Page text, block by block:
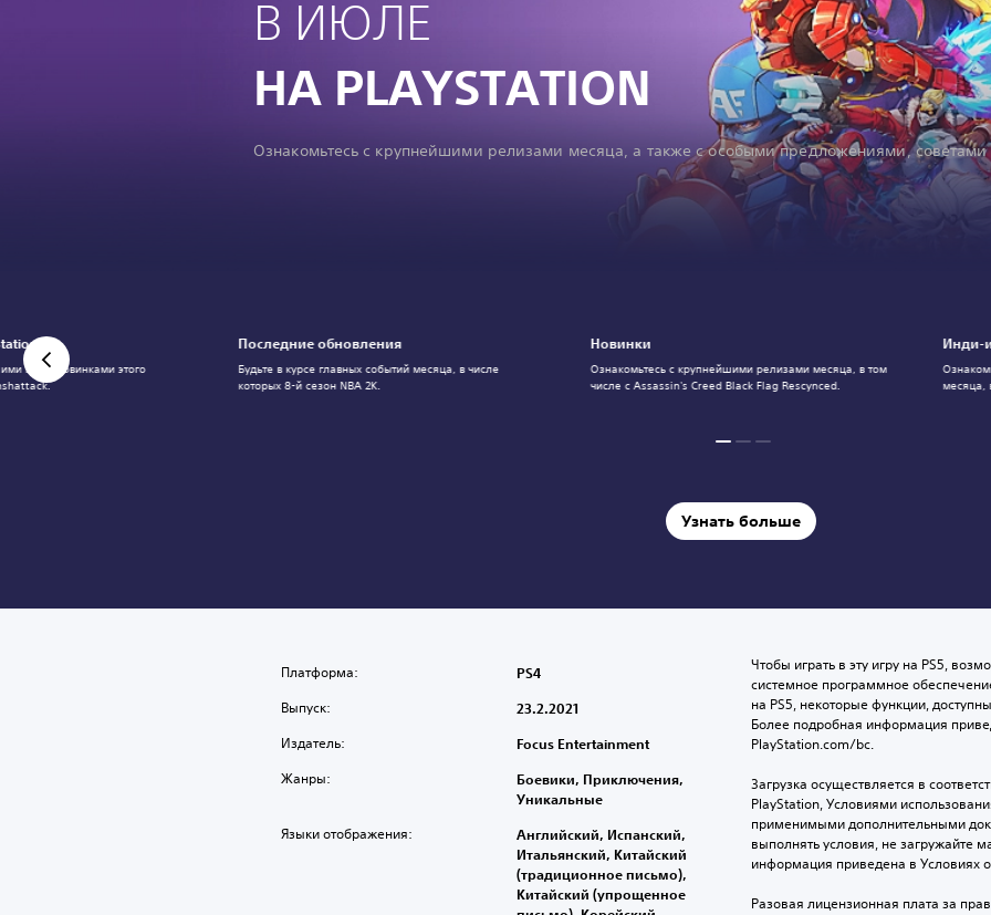
В ИЮЛЕ
НА PLAYSTATION
Ознакомьтесь с крупнейшими релизами месяца, а также с особыми предложениями, советами
Новинки
Ознакомьтесь с крупнейшими релизами месяца, в том
числе с Assassin's Creed Black Flag Rescynced.
Инди-
месяца,
инди-новинками этого
Последние обновления
Будьте в курсе главных событий месяца, в числе
которых 8-й сезон NBA 2K.
Узнать больше
Платформа: PS4
Выпуск: 23.2.2021
Издатель: Focus Entertainment
Жанры:
Боевики, Приключения,
Уникальные
Языки отображения:
Английский, Испанский,
Итальянский, Китайский
(традиционное письмо),
Китайский (упрощенное
Чтобы играть в эту игру на PS5,
системное программное
на PS5, некоторые функции,
Более подробная информация
PlayStation.com/bc.
Загрузка осуществляется в
PlayStation, Условиями
применимыми дополнительными
выполнять условия, не загружайте
информация приведена в Условиях
Разовая лицензионная плата за